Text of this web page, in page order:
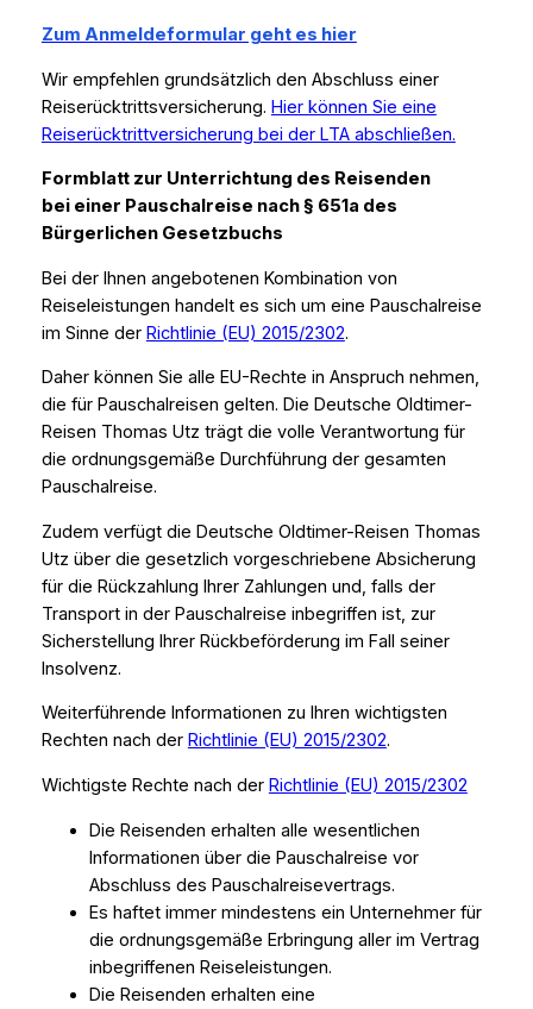
Zum Anmeldeformular geht es hier
Wir empfehlen grundsätzlich den Abschluss einer
Reiserücktrittsversicherung. Hier können Sie eine
Reiserücktrittversicherung bei der LTA abschließen.
Formblatt zur Unterrichtung des Reisenden
bei einer Pauschalreise nach § 651a des
Bürgerlichen Gesetzbuchs
Bei der Ihnen angebotenen Kombination von
Reiseleistungen handelt es sich um eine Pauschalreise
im Sinne der Richtlinie (EU) 2015/2302.
Daher können Sie alle EU-Rechte in Anspruch nehmen,
die für Pauschalreisen gelten. Die Deutsche Oldtimer-
Reisen Thomas Utz trägt die volle Verantwortung für
die ordnungsgemäße Durchführung der gesamten
Pauschalreise.
Zudem verfügt die Deutsche Oldtimer-Reisen Thomas
Utz über die gesetzlich vorgeschriebene Absicherung
für die Rückzahlung Ihrer Zahlungen und, falls der
Transport in der Pauschalreise inbegriffen ist, zur
Sicherstellung Ihrer Rückbeförderung im Fall seiner
Insolvenz.
Weiterführende Informationen zu Ihren wichtigsten
Rechten nach der Richtlinie (EU) 2015/2302.
Wichtigste Rechte nach der Richtlinie (EU) 2015/2302
Die Reisenden erhalten alle wesentlichen
Informationen über die Pauschalreise vor
Abschluss des Pauschalreisevertrags.
Es haftet immer mindestens ein Unternehmer für
die ordnungsgemäße Erbringung aller im Vertrag
inbegriffenen Reiseleistungen.
Die Reisenden erhalten eine